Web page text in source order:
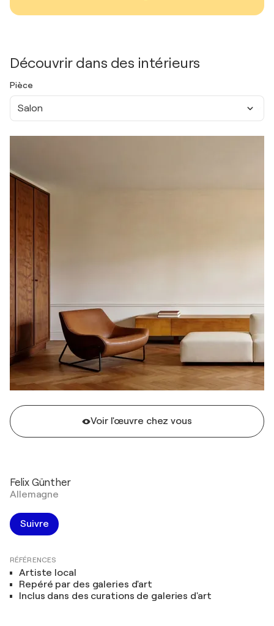
Découvrir dans des intérieurs
Pièce
Salon
Voir l'œuvre chez vous
Felix Günther
Allemagne
Suivre
RÉFÉRENCES
Artiste local
Repéré par des galeries d'art
Inclus dans des curations de galeries d'art